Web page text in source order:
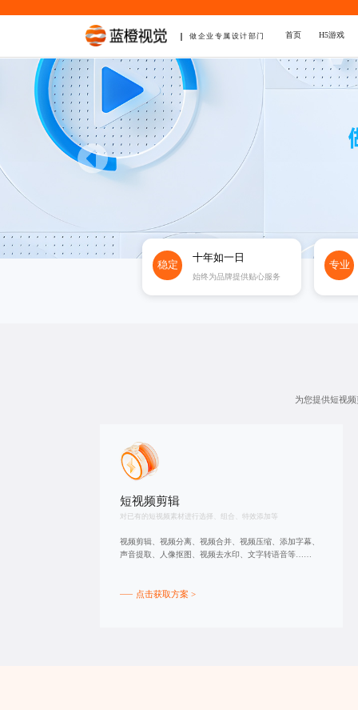
做企业专属设计部门 首页 H5游戏
稳定
十年如一日
始终为品牌提供贴心服务
专业
为您提供短视频
短视频剪辑
对已有的短视频素材进行选择、组合、特效添加等
视频剪辑、视频分离、视频合并、视频压缩、添加字幕、
声音提取、人像抠图、视频去水印、文字转语音等……
点击获取方案 >